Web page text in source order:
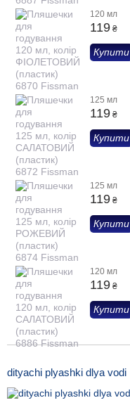
120 мл
119 ₴
Купити
125 мл
119 ₴
Купити
125 мл
119 ₴
Купити
120 мл
119 ₴
Купити
dityachi plyashki dlya vodi